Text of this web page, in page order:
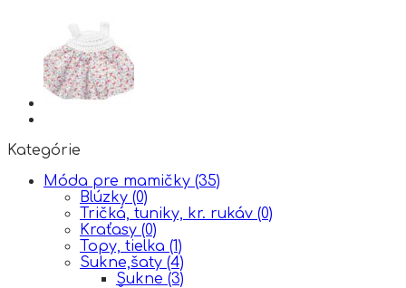
Kategórie
Móda pre mamičky (35)
Blúzky (0)
Tričká, tuniky, kr. rukáv (0)
Kraťasy (0)
Topy, tielka (1)
Sukne,šaty (4)
Sukne (3)